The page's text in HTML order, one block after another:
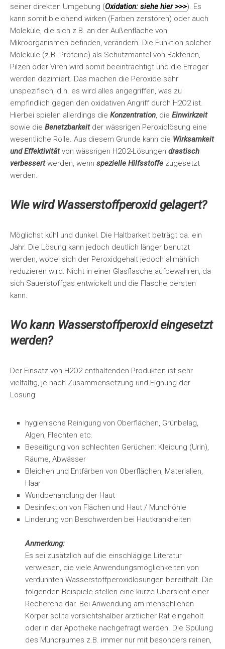
seiner direkten Umgebung (Oxidation: siehe hier >>>). Es
kann somit bleichend wirken (Farben zerstören) oder auch
Moleküle, die sich z.B. an der Außenfläche von
Mikroorganismen befinden, verändern. Die Funktion solcher
Moleküle (z.B. Proteine) als Schutzmantel von Bakterien,
Pilzen oder Viren wird somit beeinträchtigt und die Erreger
werden dezimiert. Das machen die Peroxide sehr
unspezifisch, d.h. es wird alles angegriffen, was zu
empfindlich gegen den oxidativen Angriff durch H2O2 ist.
Hierbei spielen allerdings die Konzentration, die Einwirkzeit
sowie die Benetzbarkeitder wässrigen Peroxidlösung eine
wesentliche Rolle. Aus diesem Grunde kann die Wirksamkeit
und Effektivitätvon wässrigen H2O2-Lösungen drastisch
verbessertwerden, wenn spezielle Hilfsstoffe zugesetzt
werden.
Wie wird Wasserstoffperoxid gelagert?
Möglichst kühl und dunkel. Die Haltbarkeit beträgt ca. ein
Jahr. Die Lösung kann jedoch deutlich länger benutzt
werden, wobei sich der Peroxidgehalt jedoch allmählich
reduzieren wird. Nicht in einer Glasflasche aufbewahren, da
sich Sauerstoffgas entwickelt und die Flasche bersten
kann.
Wo kann Wasserstoffperoxid eingesetzt
werden?
Der Einsatz von H2O2 enthaltenden Produkten ist sehr
vielfältig, je nach Zusammensetzung und Eignung der
Lösung:
hygienische Reinigung von Oberflächen, Grünbelag,
Algen, Flechten etc.
Beseitigung von schlechten Gerüchen: Kleidung (Urin),
Räume, Abwässer
Bleichen und Entfärben von Oberflächen, Materialien,
Haar
Wundbehandlung der Haut
Desinfektion von Flächen und Haut / Mundhöhle
Linderung von Beschwerden bei Hautkrankheiten
Anmerkung:
Es sei zusätzlich auf die einschlägige Literatur
verwiesen, die viele Anwendungsmöglichkeiten von
verdünnten Wasserstoffperoxidlösungen bereithält. Die
folgenden Beispiele stellen eine kurze Übersicht einer
Recherche dar. Bei Anwendung am menschlichen
Körper sollte vorsichtshalber ärztlicher Rat eingeholt
oder in der Apotheke nachgefragt werden. Die Spülung
des Mundraumes z.B. immer nur mit besonders reinen,